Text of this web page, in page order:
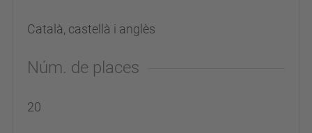
Català, castellà i anglès
Núm. de places
20